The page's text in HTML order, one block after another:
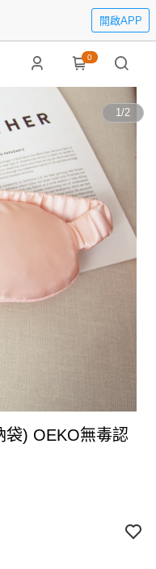
開啟APP
0
1/2
袋) OEKO無毒認